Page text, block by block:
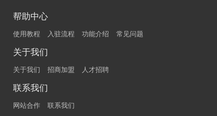
帮助中心
使用教程 入驻流程 功能介绍 常见问题
关于我们
关于我们 招商加盟 人才招聘
联系我们
网站合作 联系我们